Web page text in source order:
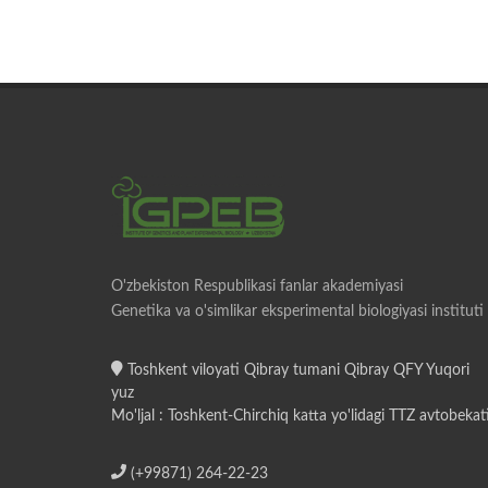
O'zbekiston Respublikasi fanlar akademiyasi
Genetika va o'simlikar eksperimental biologiyasi instituti
Toshkent viloyati Qibray tumani Qibray QFY Yuqori
yuz
Mo'ljal : Toshkent-Chirchiq katta yo'lidagi TTZ
(+99871) 264-22-23